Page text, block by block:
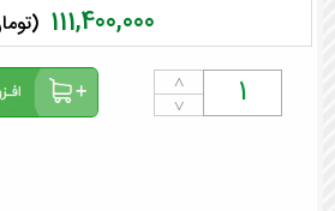
111,400,000
˄
˅